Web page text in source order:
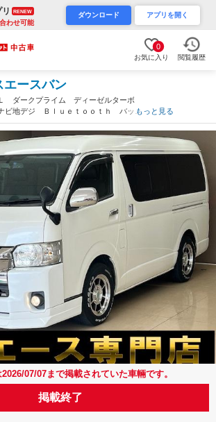
RENEW
わせ可能
ダウンロード アプリを開く
0
お気に入り 閲覧履歴
エースバン
Ｌ ダークプライム ディーゼルターボ
ビ地デジ Ｂｌｕｅｔｏｏｔｈ バック
ドライト スマートキー スペアキ
アルミ コンビステア（埼玉県）
もっと見る
07/07まで掲載されていた車輛です。
掲載終了